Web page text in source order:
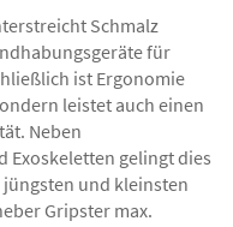
Schmalz
für
ist Ergonomie
leistet auch einen
Neben
Exoskeletten gelingt dies
und kleinsten
Gripster max.